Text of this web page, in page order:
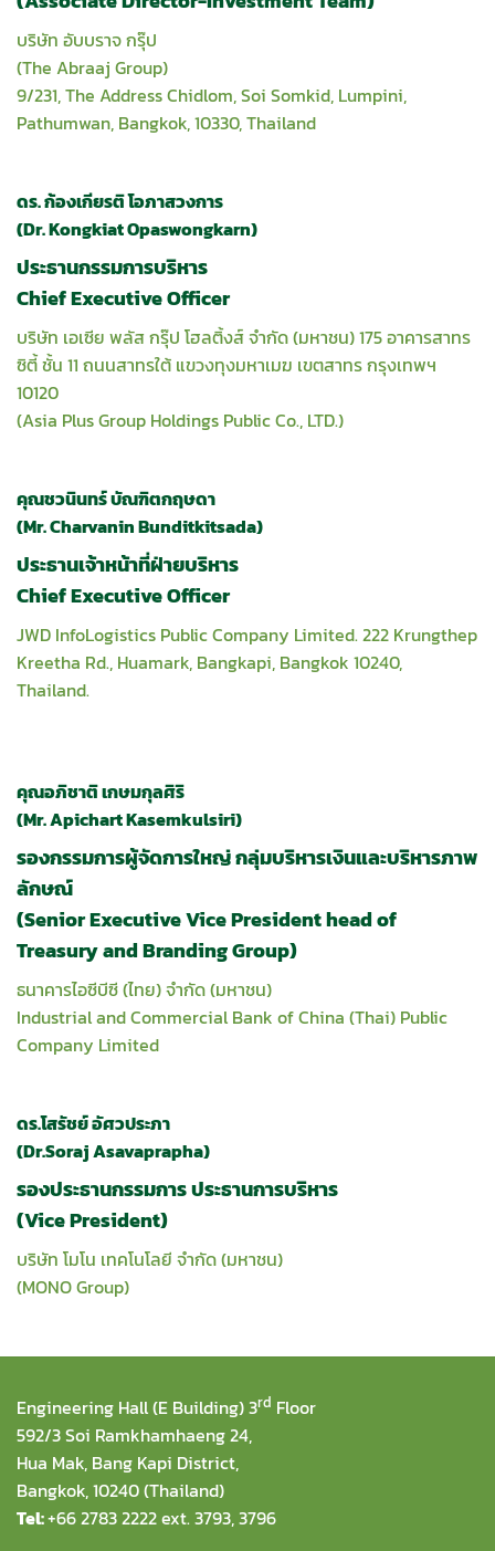
บริษัท อับบราจ กรุ๊ป
(The Abraaj Group)
9/231, The Address Chidlom, Soi Somkid, Lumpini,
Pathumwan, Bangkok, 10330, Thailand
ดร. ก้องเกียรติ โอภาสวงการ
(Dr. Kongkiat Opaswongkarn)
ประธานกรรมการบริหาร
Chief Executive Officer
บริษัท เอเซีย พลัส กรุ๊ป โฮลติ้งส์ จำกัด (มหาชน) 175 อาคารสาทร
ซิตี้ ชั้น 11 ถนนสาทรใต้ แขวงทุงมหาเมฆ เขตสาทร กรุงเทพฯ
10120
(Asia Plus Group Holdings Public Co., LTD.)
คุณชวนินทร์ บัณฑิตกฤษดา
(Mr. Charvanin Bunditkitsada)
ประธานเจ้าหน้าที่ฝ่ายบริหาร
Chief Executive Officer
JWD InfoLogistics Public Company Limited. 222 Krungthep
Kreetha Rd., Huamark, Bangkapi, Bangkok 10240,
Thailand.
คุณอภิชาติ เกษมกุลศิริ
(Mr. Apichart Kasemkulsiri)
รองกรรมการผู้จัดการใหญ่ กลุ่มบริหารเงินและบริหารภาพ
ลักษณ์
(Senior Executive Vice President head of
Treasury and Branding Group)
ธนาคารไอซีบีซี (ไทย) จำกัด (มหาชน)
Industrial and Commercial Bank of China (Thai) Public
Company Limited
ดร.โสรัชย์ อัศวประภา
(Dr.Soraj Asavaprapha)
รองประธานกรรมการ ประธานการบริหาร
(Vice President)
บริษัท โมโน เทคโนโลยี จำกัด (มหาชน)
(MONO Group)
Engineering Hall (E Building) 3rd Floor
592/3 Soi Ramkhamhaeng 24,
Hua Mak, Bang Kapi District,
Bangkok, 10240 (Thailand)
Tel:+66 2783 2222 ext. 3793, 3796